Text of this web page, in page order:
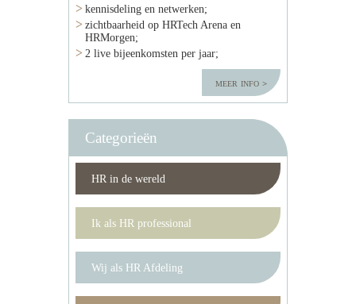
kennisdeling en netwerken;
zichtbaarheid op HRTech Arena en
HRMorgen;
2 live bijeenkomsten per jaar;
meer info
Categorieën
HR in de wereld
Ik als HR professional
Wij als HR Afdeling